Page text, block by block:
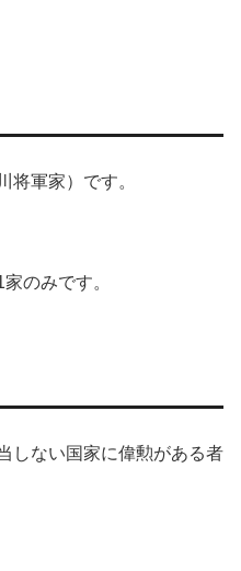
将軍家）です。
のみです。
しない国家に偉勲がある者